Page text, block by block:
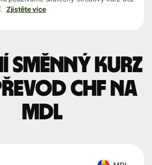
Zjistěte více
směnný kurz
CHF na
MDL